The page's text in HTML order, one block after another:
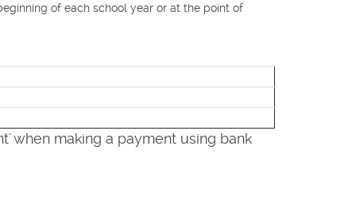
of each school year or at the point of
when making a payment using bank